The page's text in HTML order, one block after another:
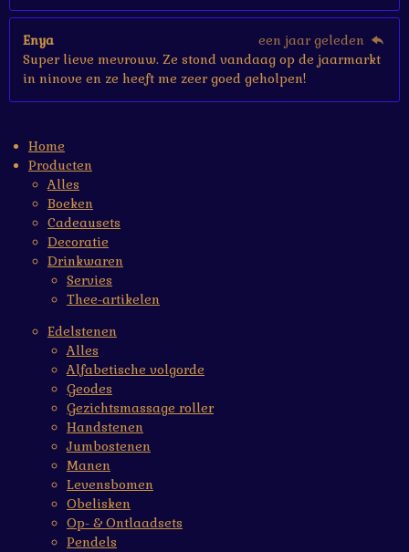
Enya
een jaar geleden
Super lieve mevrouw. Ze stond vandaag op de jaarmarkt
in ninove en ze heeft me zeer goed geholpen!
Home
Producten
Alles
Boeken
Cadeausets
Decoratie
Drinkwaren
Servies
Thee-artikelen
Edelstenen
Alles
Alfabetische volgorde
Geodes
Gezichtsmassage roller
Handstenen
Jumbostenen
Manen
Levensbomen
Obelisken
Op- & Ontlaadsets
Pendels